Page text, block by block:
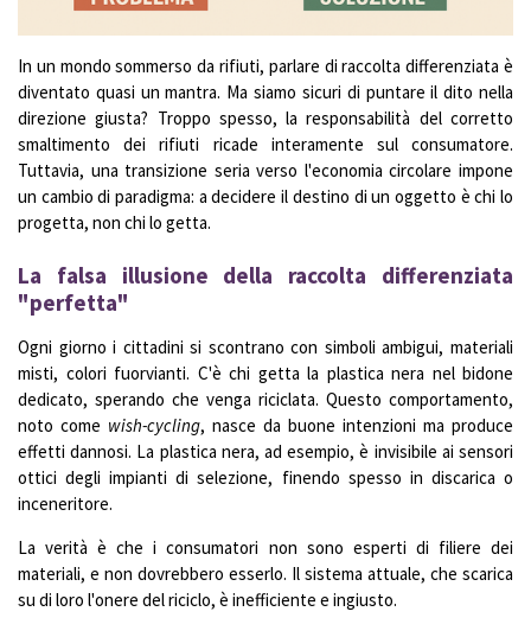
In un mondo sommerso da rifiuti, parlare di raccolta differenziata è
diventato quasi un mantra. Ma siamo sicuri di puntare il dito nella
direzione giusta? Troppo spesso, la responsabilità del corretto
smaltimento dei rifiuti ricade interamente sul consumatore.
Tuttavia, una transizione seria verso l'economia circolare impone
un cambio di paradigma: a decidere il destino di un oggetto è chi lo
progetta, non chi lo getta.
La falsa illusione della raccolta differenziata
"perfetta"
Ogni giorno i cittadini si scontrano con simboli ambigui, materiali
misti, colori fuorvianti. C'è chi getta la plastica nera nel bidone
dedicato, sperando che venga riciclata. Questo comportamento,
noto come wish-cycling, nasce da buone intenzioni ma produce
effetti dannosi. La plastica nera, ad esempio, è invisibile ai sensori
ottici degli impianti di selezione, finendo spesso in discarica o
inceneritore.
La verità è che i consumatori non sono esperti di filiere dei
materiali, e non dovrebbero esserlo. Il sistema attuale, che scarica
su di loro l'onere del riciclo, è inefficiente e ingiusto.